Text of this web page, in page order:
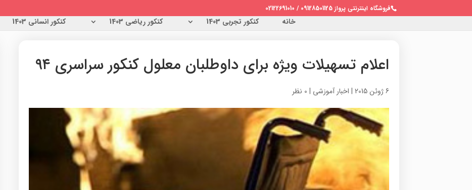
فروشگاه اینترنتی پرواز 09128501125 / 02122691010
خانه کنکور تجربی 1403 کنکور ریاضی 1403 کنکور انسانی 1403
اعلام تسهیلات ویژه برای داوطلبان معلول کنکور سراسری ۹۴
6 ژوئن 2015 | اخبار آموزشی | 0 نظر